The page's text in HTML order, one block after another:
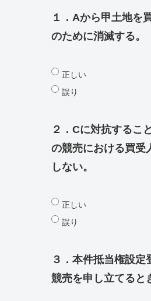
１．Aから甲土地を
のために消滅する。
正しい
誤り
２．Cに対抗するこ
の競売における買受
しない。
正しい
誤り
３．本件抵当権設
競売を申し立てると